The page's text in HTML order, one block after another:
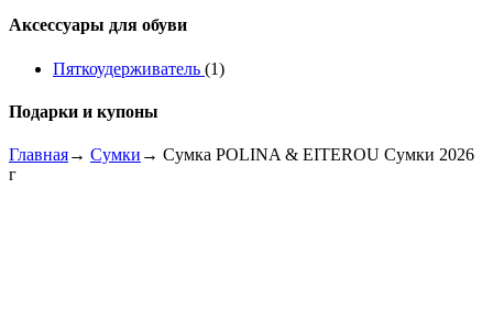
Аксессуары для обуви
Пяткоудерживатель (1)
Подарки и купоны
Главная→ Сумки → Сумка POLINA & EITEROU Сумки 2026
г